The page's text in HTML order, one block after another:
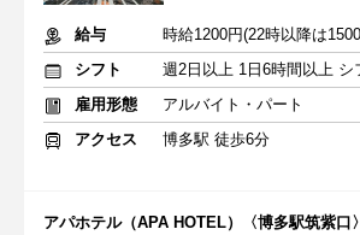
給与
シフト
雇用形態
アルバイト・パート
アクセス
博多駅 徒歩6分
アパホテル（APA HOTEL）〈博多駅筑紫口〉